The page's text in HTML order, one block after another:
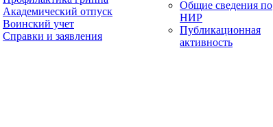
Академический отпуск
Воинский учет
Справки и заявления
Общие сведения по
НИР
Публикационная
активность